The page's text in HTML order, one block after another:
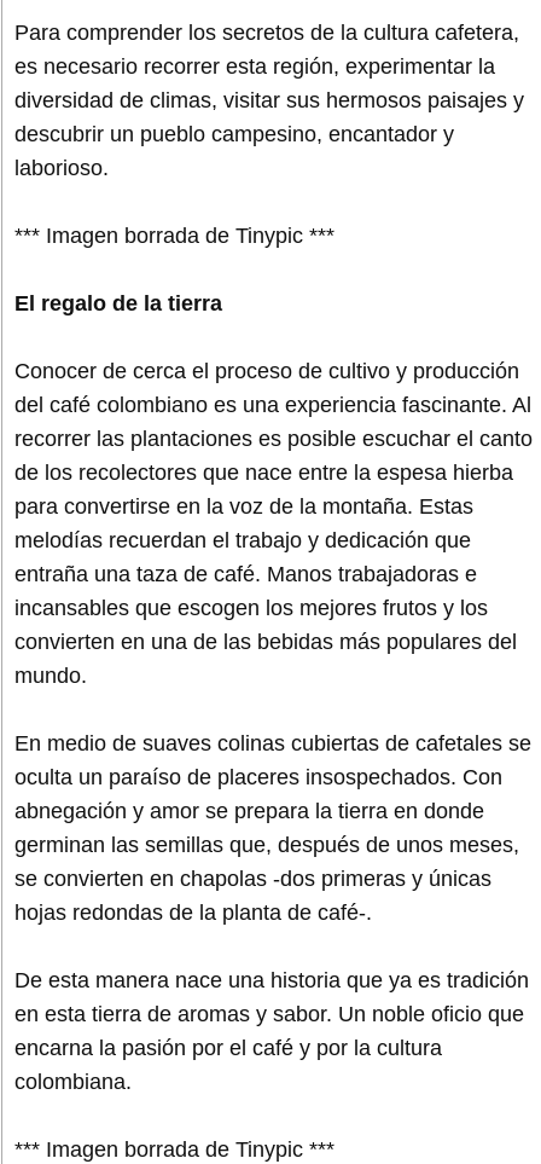
Para comprender los secretos de la cultura cafetera,
es necesario recorrer esta región, experimentar la
diversidad de climas, visitar sus hermosos paisajes y
descubrir un pueblo campesino, encantador y
laborioso.
*** Imagen borrada de Tinypic ***
El regalo de la tierra
Conocer de cerca el proceso de cultivo y producción
del café colombiano es una experiencia fascinante. Al
recorrer las plantaciones es posible escuchar el canto
de los recolectores que nace entre la espesa hierba
para convertirse en la voz de la montaña. Estas
melodías recuerdan el trabajo y dedicación que
entraña una taza de café. Manos trabajadoras e
incansables que escogen los mejores frutos y los
convierten en una de las bebidas más populares del
mundo.
En medio de suaves colinas cubiertas de cafetales se
oculta un paraíso de placeres insospechados. Con
abnegación y amor se prepara la tierra en donde
germinan las semillas que, después de unos meses,
se convierten en chapolas -dos primeras y únicas
hojas redondas de la planta de café-.
De esta manera nace una historia que ya es tradición
en esta tierra de aromas y sabor. Un noble oficio que
encarna la pasión por el café y por la cultura
colombiana.
*** Imagen borrada de Tinypic ***